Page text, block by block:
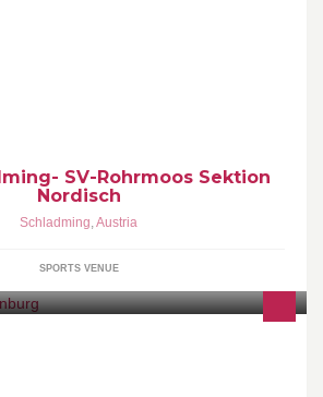
SV-Rohrmoos Sektion
Nordisch
Schladming,Austria
SPORTS VENUE